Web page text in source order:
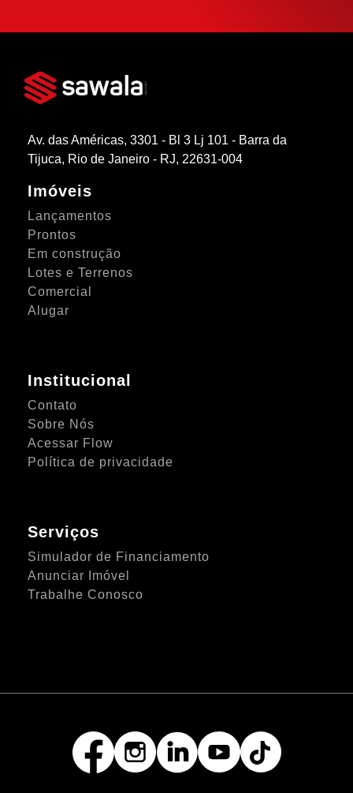
Av. das Américas, 3301 - Bl 3 Lj 101 - Barra da
Tijuca, Rio de Janeiro - RJ, 22631-004
Imóveis
Lançamentos
Prontos
Em construção
Lotes e Terrenos
Comercial
Alugar
Institucional
Contato
Sobre Nós
Acessar Flow
Política de privacidade
Serviços
Simulador de Financiamento
Anunciar Imóvel
Trabalhe Conosco